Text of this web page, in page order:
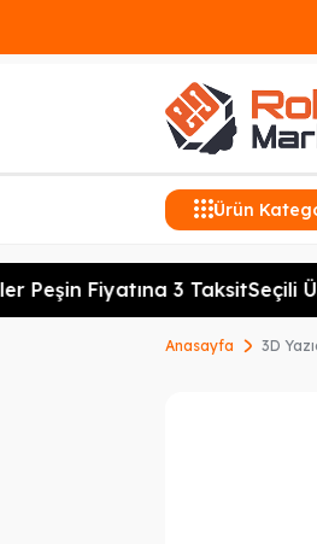
Ürün
Peşin Fiyatına 3 TaksitSeçili
Anasayfa 3D